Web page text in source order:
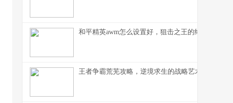
和平精英awm怎么设置好，狙击之王的终极配置
王者争霸荒芜攻略，逆境求生的战略艺术，副标题